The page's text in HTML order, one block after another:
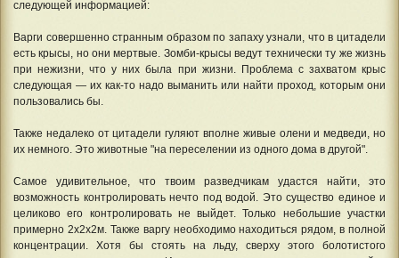
следующей информацией:
Варги совершенно странным образом по запаху узнали, что в цитадели
есть крысы, но они мертвые. Зомби-крысы ведут технически ту же жизнь
при нежизни, что у них была при жизни. Проблема с захватом крыс
следующая — их как-то надо выманить или найти проход, которым они
пользовались бы.
Также недалеко от цитадели гуляют вполне живые олени и медведи, но
их немного. Это животные "на переселении из одного дома в другой".
Самое удивительное, что твоим разведчикам удастся найти, это
возможность контролировать нечто под водой. Это существо единое и
целиково его контролировать не выйдет. Только небольшие участки
примерно 2х2х2м. Также варгу необходимо находиться рядом, в полной
концентрации. Хотя бы стоять на льду, сверху этого болотистого